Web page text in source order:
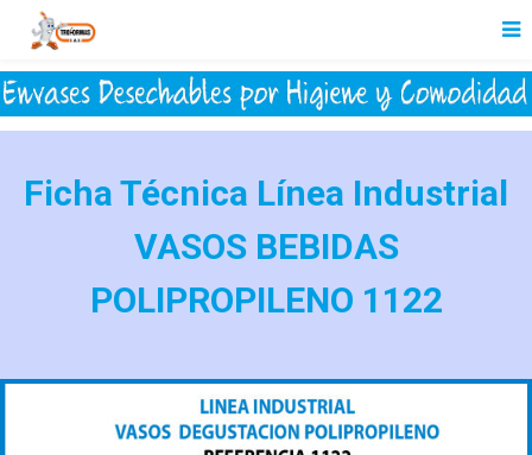
Ficha Técnica Línea Industrial
VASOS BEBIDAS
POLIPROPILENO 1122